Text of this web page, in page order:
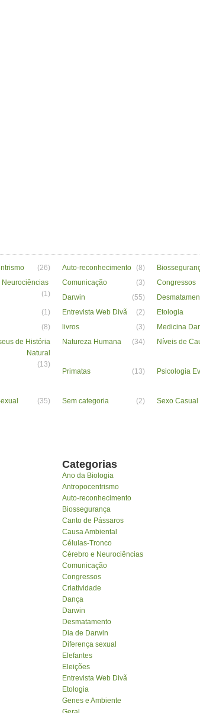
(26) Auto-reconhecimento (8)
Neurociências
(1)
Comunicação (3) Congressos
Darwin
(55)
(1) Entrevista Web Divã (2) Etologia
(8) livros (3) Medicina
de História
Natural
(13)
Natureza Humana (34) Níveis de
Primatas
(13)
Psicologia
(35) Sem categoria (2) Sexo Casual
Categorias
Ano da Biologia
Antropocentrismo
Auto-reconhecimento
Biossegurança
Canto de Pássaros
Causa Ambiental
Células-Tronco
Cérebro e Neurociências
Comunicação
Congressos
Criatividade
Dança
Darwin
Desmatamento
Dia de Darwin
Diferença sexual
Elefantes
Eleições
Entrevista Web Divã
Etologia
Genes e Ambiente